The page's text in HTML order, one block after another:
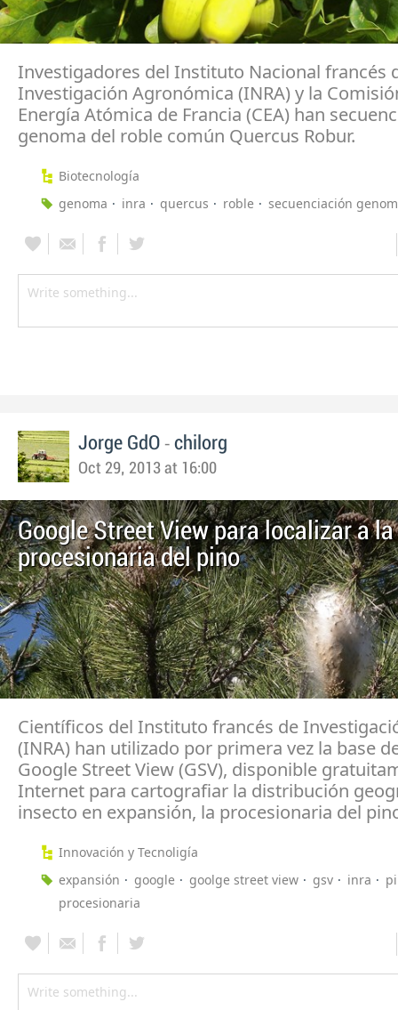
Investigadores del Instituto Nacional francés
Investigación Agronómica (INRA) y la
Energía Atómica de Francia (CEA) han
genoma del roble común Quercus Robur.
Biotecnología
genoma
inra quercus roble secuenciación
Jorge GdO - chilorg
Oct 29, 2013 at 16:00
Google Street View para localizar a la
procesionaria del pino
Científicos del Instituto francés de
(INRA) han utilizado por primera vez la base
Google Street View (GSV), disponible
Internet para cartografiar la distribución
insecto en expansión, la procesionaria del
Innovación y Tecnoligía
expansión
google goolge street view gsv inra
procesionaria